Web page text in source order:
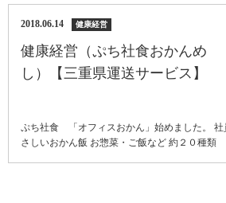
2018.06.14 健康経営
健康経営（ぷち社食おかんめ
し）【三重県運送サービス】
ぷち社食 「オフィスおかん」始めました。 社
さしいおかん飯 お惣菜・ご飯など 約２０種類